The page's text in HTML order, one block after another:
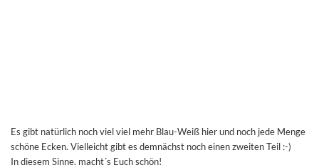
Es gibt natürlich noch viel viel mehr Blau-Weiß hier und noch jede Menge
schöne Ecken. Vielleicht gibt es demnächst noch einen zweiten Teil :-)
In diesem Sinne, macht´s Euch schön!